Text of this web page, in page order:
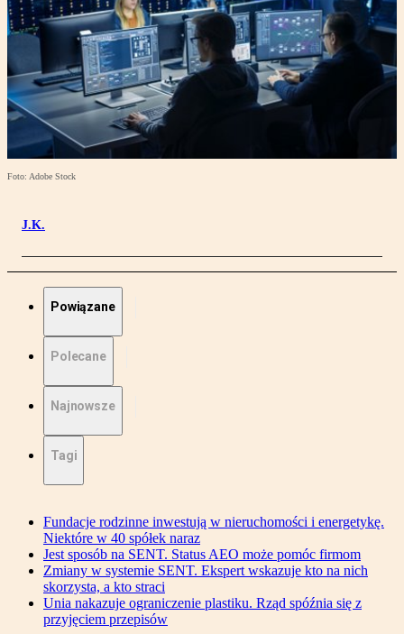
Foto: Adobe Stock
J.K.
Powiązane
Polecane
Najnowsze
Tagi
Fundacje rodzinne inwestują w nieruchomości i energetykę.
Niektóre w 40 spółek naraz
Jest sposób na SENT. Status AEO może pomóc firmom
Zmiany w systemie SENT. Ekspert wskazuje kto na nich
skorzysta, a kto straci
Unia nakazuje ograniczenie plastiku. Rząd spóźnia się z
przyjęciem przepisów